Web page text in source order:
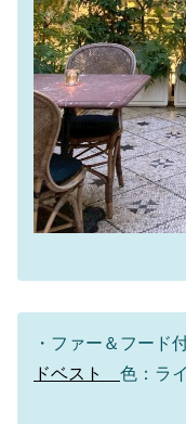
・ファー＆フード
ドベスト 色：ラ